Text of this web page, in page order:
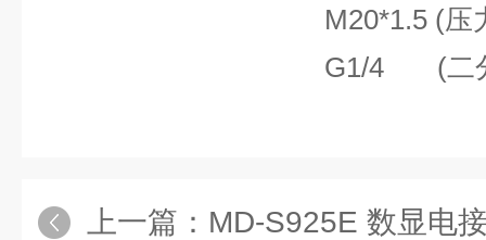
M20*1.5 (压力表
G1/4 (二分管
上一篇： MD-S925E 数显电